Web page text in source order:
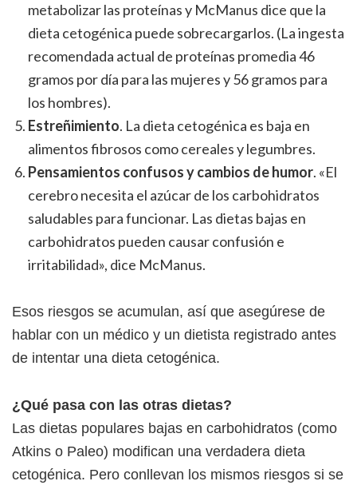
metabolizar las proteínas y McManus dice que la
dieta cetogénica puede sobrecargarlos. (La ingesta
recomendada actual de proteínas promedia 46
gramos por día para las mujeres y 56 gramos para
los hombres).
Estreñimiento. La dieta cetogénica es baja en
alimentos fibrosos como cereales y legumbres.
Pensamientos confusos y cambios de humor. «El
cerebro necesita el azúcar de los carbohidratos
saludables para funcionar. Las dietas bajas en
carbohidratos pueden causar confusión e
irritabilidad», dice McManus.
Esos riesgos se acumulan, así que asegúrese de
hablar con un médico y un dietista registrado antes
de intentar una dieta cetogénica.
¿Qué pasa con las otras dietas?
Las dietas populares bajas en carbohidratos (como
Atkins o Paleo) modifican una verdadera dieta
cetogénica. Pero conllevan los mismos riesgos si se